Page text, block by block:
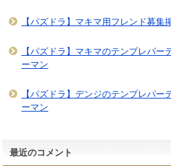
【パズドラ】マキマ用フレンド募
【パズドラ】マキマのテンプレパー
ーマン
【パズドラ】デンジのテンプレパー
ーマン
最近のコメント